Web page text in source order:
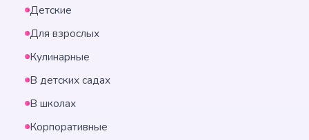
Детские
Для взрослых
Кулинарные
В детских садах
В школах
Корпоративные